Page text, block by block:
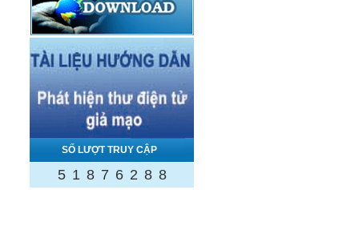
SỐ LƯỢT TRUY CẬP
5 1 8 7 6 2 8 8